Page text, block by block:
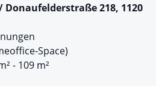
Donaufelderstraße 218, 1120
Space)
- 109 m²